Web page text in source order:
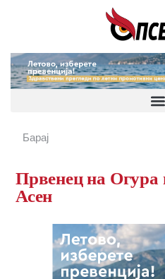
Првенец на Огура
Асен